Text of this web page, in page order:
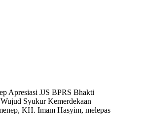
KH. Imam Hasyim, melepas